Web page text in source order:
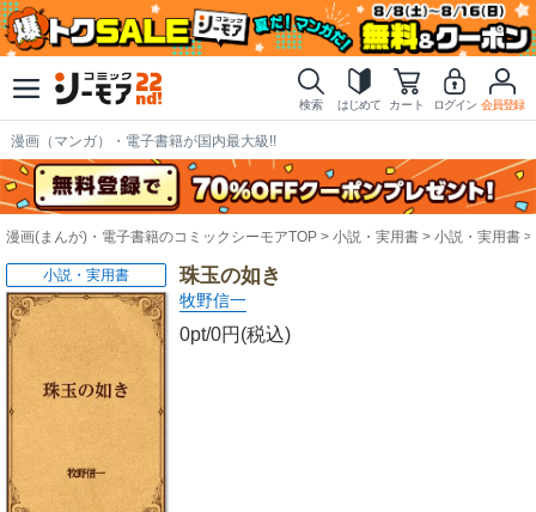
検索 はじめて カート ログイン 会員登録
漫画（マンガ）・電子書籍が国内最大級!!
漫画(まんが)・電子書籍のコミックシーモアTOP 小説・実用書 小説・実用書
珠玉の如き
牧野信一
0pt/0円(税込)
小説・実用書